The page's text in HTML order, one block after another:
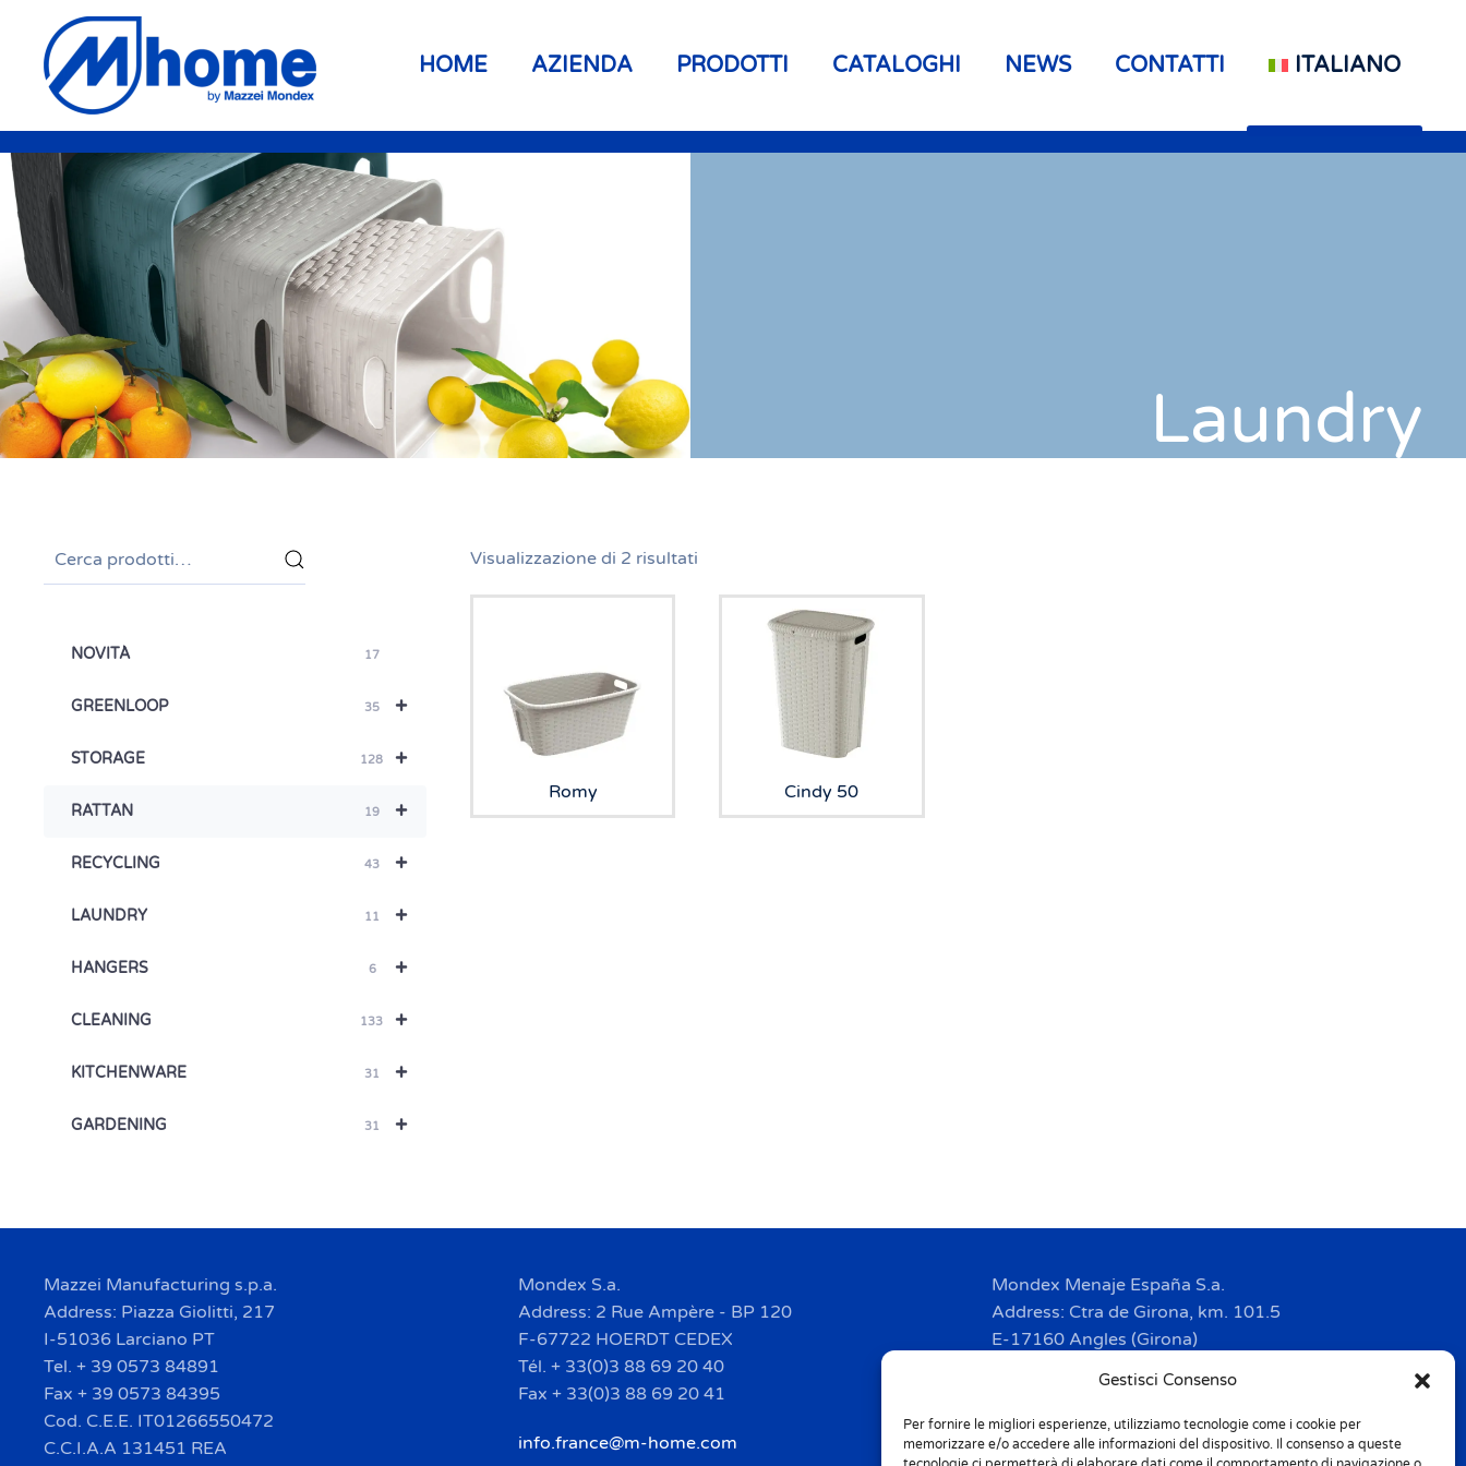
Gestisci Consenso
Per fornire le migliori esperienze, utilizziamo tecnologie come i cookie per
memorizzare e/o accedere alle informazioni del dispositivo. Il consenso a queste
Skip to main content HOME AZIENDA PRODOTTI CATALOGHI NEWS CONTATTI ITALIANO
Laundry
NOVITÀ 17
+
GREENLOOP 35
+
STORAGE 128
+
RATTAN 19
+
RECYCLING 43
+
LAUNDRY 11
+
HANGERS 6
+
CLEANING 133
+
KITCHENWARE 31
+
GARDENING 31
Visualizzazione di 2 risultati
Romy Cindy 50
Mazzei Manufacturing s.p.a.
Address: Piazza Giolitti, 217
I-51036 Larciano PT
Tel. + 39 0573 84891
Fax + 39 0573 84395
Cod. C.E.E. IT01266550472
C.C.I.A.A 131451 REA
Mondex S.a.
Address: 2 Rue Ampère - BP 120
F-67722 HOERDT CEDEX
Tél. + 33(0)3 88 69 20 40
Fax + 33(0)3 88 69 20 41
info.france@m-home.com
Mondex Menaje España S.a.
Address: Ctra de Girona, km. 101.5
E-17160 Angles (Girona)
info.spain@m-home.com